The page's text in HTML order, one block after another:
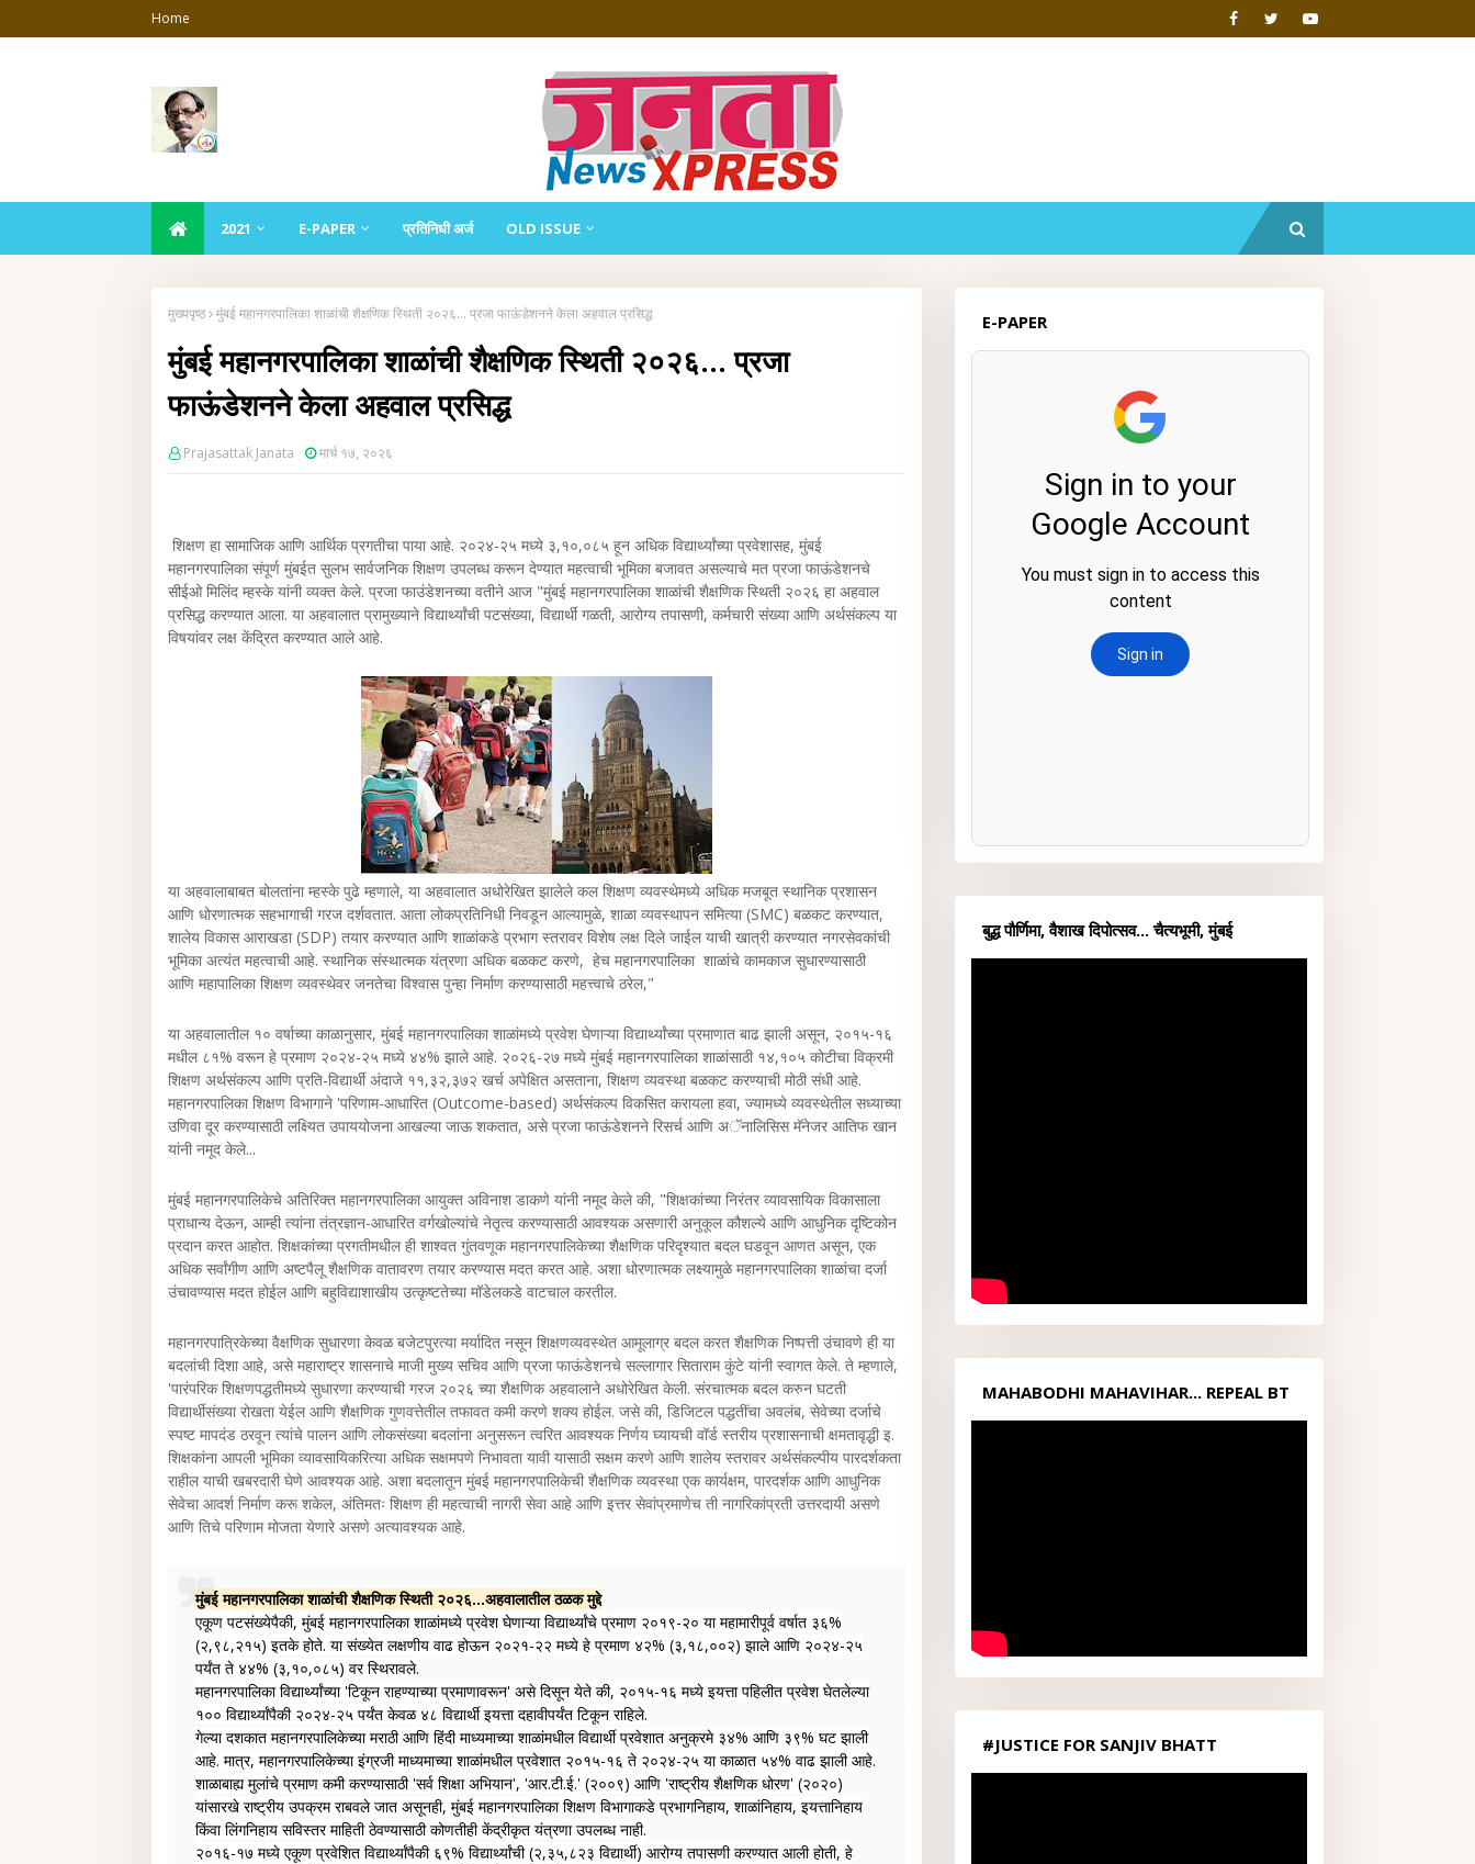
Home
2021 E-PAPER प्रतिनिधी अर्ज OLD ISSUE
मुख्यपृष्ठ मुंबई महानगरपालिका शाळांची शैक्षणिक स्थिती २०२६... प्रजा फाऊंडेशनने केला अहवाल प्रसिद्ध
मुंबई महानगरपालिका शाळांची शैक्षणिक स्थिती २०२६... प्रजा
फाऊंडेशनने केला अहवाल प्रसिद्ध
Prajasattak Janata मार्च १७, २०२६
शिक्षण हा सामाजिक आणि आर्थिक प्रगतीचा पाया आहे. २०२४-२५ मध्ये ३,१०,०८५ हून अधिक विद्यार्थ्यांच्या प्रवेशासह, मुंबई
महानगरपालिका संपूर्ण मुंबईत सुलभ सार्वजनिक शिक्षण उपलब्ध करून देण्यात महत्वाची भूमिका बजावत असल्याचे मत प्रजा फाऊंडेशनचे
सीईओ मिलिंद म्हस्के यांनी व्यक्त केले. प्रजा फाउंडेशनच्या वतीने आज "मुंबई महानगरपालिका शाळांची शैक्षणिक स्थिती २०२६ हा अहवाल
प्रसिद्ध करण्यात आला. या अहवालात प्रामुख्याने विद्यार्थ्यांची पटसंख्या, विद्यार्थी गळती, आरोग्य तपासणी, कर्मचारी संख्या आणि अर्थसंकल्प या
विषयांवर लक्ष केंद्रित करण्यात आले आहे.
या अहवालाबाबत बोलतांना म्हस्के पुढे म्हणाले, या अहवालात अधोरेखित झालेले कल शिक्षण व्यवस्थेमध्ये अधिक मजबूत स्थानिक प्रशासन
आणि धोरणात्मक सहभागाची गरज दर्शवतात. आता लोकप्रतिनिधी निवडून आल्यामुळे, शाळा व्यवस्थापन समित्या (SMC) बळकट करण्यात,
शालेय विकास आराखडा (SDP) तयार करण्यात आणि शाळांकडे प्रभाग स्तरावर विशेष लक्ष दिले जाईल याची खात्री करण्यात नगरसेवकांची
भूमिका अत्यंत महत्वाची आहे. स्थानिक संस्थात्मक यंत्रणा अधिक बळकट करणे, हेच महानगरपालिका शाळांचे कामकाज सुधारण्यासाठी
आणि महापालिका शिक्षण व्यवस्थेवर जनतेचा विश्वास पुन्हा निर्माण करण्यासाठी महत्त्वाचे ठरेल,"
या अहवालातील १० वर्षाच्या काळानुसार, मुंबई महानगरपालिका शाळांमध्ये प्रवेश घेणाऱ्या विद्यार्थ्यांच्या प्रमाणात बाढ झाली असून, २०१५-१६
मधील ८१% वरून हे प्रमाण २०२४-२५ मध्ये ४४% झाले आहे. २०२६-२७ मध्ये मुंबई महानगरपालिका शाळांसाठी १४,१०५ कोटीचा विक्रमी
शिक्षण अर्थसंकल्प आणि प्रति-विद्यार्थी अंदाजे ११,३२,३७२ खर्च अपेक्षित असताना, शिक्षण व्यवस्था बळकट करण्याची मोठी संधी आहे.
महानगरपालिका शिक्षण विभागाने 'परिणाम-आधारित (Outcome-based) अर्थसंकल्प विकसित करायला हवा, ज्यामध्ये व्यवस्थेतील सध्याच्या
उणिवा दूर करण्यासाठी लक्ष्यित उपाययोजना आखल्या जाऊ शकतात, असे प्रजा फाऊंडेशनने रिसर्च आणि अॅनालिसिस मॅनेजर आतिफ खान
यांनी नमूद केले...
मुंबई महानगरपालिकेचे अतिरिक्त महानगरपालिका आयुक्त अविनाश डाकणे यांनी नमूद केले की, "शिक्षकांच्या निरंतर व्यावसायिक विकासाला
प्राधान्य देऊन, आम्ही त्यांना तंत्रज्ञान-आधारित वर्गखोल्यांचे नेतृत्व करण्यासाठी आवश्यक असणारी अनुकूल कौशल्ये आणि आधुनिक दृष्टिकोन
प्रदान करत आहोत. शिक्षकांच्या प्रगतीमधील ही शाश्वत गुंतवणूक महानगरपालिकेच्या शैक्षणिक परिदृश्यात बदल घडवून आणत असून, एक
अधिक सर्वांगीण आणि अष्टपैलू शैक्षणिक वातावरण तयार करण्यास मदत करत आहे. अशा धोरणात्मक लक्ष्यामुळे महानगरपालिका शाळांचा दर्जा
उंचावण्यास मदत होईल आणि बहुविद्याशाखीय उत्कृष्टतेच्या मॉडेलकडे वाटचाल करतील.
महानगरपात्रिकेच्या वैक्षणिक सुधारणा केवळ बजेटपुरत्या मर्यादित नसून शिक्षणव्यवस्थेत आमूलाग्र बदल करत शैक्षणिक निष्पत्ती उंचावणे ही या
बदलांची दिशा आहे, असे महाराष्ट्र शासनाचे माजी मुख्य सचिव आणि प्रजा फाऊंडेशनचे सल्लागार सिताराम कुंटे यांनी स्वागत केले. ते म्हणाले,
'पारंपरिक शिक्षणपद्धतीमध्ये सुधारणा करण्याची गरज २०२६ च्या शैक्षणिक अहवालाने अधोरेखित केली. संरचात्मक बदल करुन घटती
विद्यार्थीसंख्या रोखता येईल आणि शैक्षणिक गुणवत्तेतील तफावत कमी करणे शक्य होईल. जसे की, डिजिटल पद्धतींचा अवलंब, सेवेच्या दर्जाचे
स्पष्ट मापदंड ठरवून त्यांचे पालन आणि लोकसंख्या बदलांना अनुसरून त्वरित आवश्यक निर्णय घ्यायची वॉर्ड स्तरीय प्रशासनाची क्षमतावृद्धी इ.
शिक्षकांना आपली भूमिका व्यावसायिकरित्या अधिक सक्षमपणे निभावता यावी यासाठी सक्षम करणे आणि शालेय स्तरावर अर्थसंकल्पीय पारदर्शकता
राहील याची खबरदारी घेणे आवश्यक आहे. अशा बदलातून मुंबई महानगरपालिकेची शैक्षणिक व्यवस्था एक कार्यक्षम, पारदर्शक आणि आधुनिक
सेवेचा आदर्श निर्माण करू शकेल, अंतिमतः शिक्षण ही महत्वाची नागरी सेवा आहे आणि इत्तर सेवांप्रमाणेच ती नागरिकांप्रती उत्तरदायी असणे
आणि तिचे परिणाम मोजता येणारे असणे अत्यावश्यक आहे.
मुंबई महानगरपालिका शाळांची शैक्षणिक स्थिती २०२६...अहवालातील ठळक मुद्दे
एकूण पटसंख्येपैकी, मुंबई महानगरपालिका शाळांमध्ये प्रवेश घेणाऱ्या विद्यार्थ्यांचे प्रमाण २०१९-२० या महामारीपूर्व वर्षात ३६%
(२,९८,२१५) इतके होते. या संख्येत लक्षणीय वाढ होऊन २०२१-२२ मध्ये हे प्रमाण ४२% (३,१८,००२) झाले आणि २०२४-२५
पर्यंत ते ४४% (३,१०,०८५) वर स्थिरावले.
महानगरपालिका विद्यार्थ्यांच्या 'टिकून राहण्याच्या प्रमाणावरून' असे दिसून येते की, २०१५-१६ मध्ये इयत्ता पहिलीत प्रवेश घेतलेल्या
१०० विद्यार्थ्यांपैकी २०२४-२५ पर्यंत केवळ ४८ विद्यार्थी इयत्ता दहावीपर्यंत टिकून राहिले.
गेल्या दशकात महानगरपालिकेच्या मराठी आणि हिंदी माध्यमाच्या शाळांमधील विद्यार्थी प्रवेशात अनुक्रमे ३४% आणि ३९% घट झाली
आहे. मात्र, महानगरपालिकेच्या इंग्रजी माध्यमाच्या शाळांमधील प्रवेशात २०१५-१६ ते २०२४-२५ या काळात ५४% वाढ झाली आहे.
शाळाबाह्य मुलांचे प्रमाण कमी करण्यासाठी 'सर्व शिक्षा अभियान', 'आर.टी.ई.' (२००९) आणि 'राष्ट्रीय शैक्षणिक धोरण' (२०२०)
यांसारखे राष्ट्रीय उपक्रम राबवले जात असूनही, मुंबई महानगरपालिका शिक्षण विभागाकडे प्रभागनिहाय, शाळांनिहाय, इयत्तानिहाय
किंवा लिंगनिहाय सविस्तर माहिती ठेवण्यासाठी कोणतीही केंद्रीकृत यंत्रणा उपलब्ध नाही.
२०१६-१७ मध्ये एकूण प्रवेशित विद्यार्थ्यांपैकी ६९% विद्यार्थ्यांची (२,३५,८२३ विद्यार्थी) आरोग्य तपासणी करण्यात आली होती, हे
E-PAPER
बुद्ध पौर्णिमा, वैशाख दिपोत्सव... चैत्यभूमी, मुंबई
MAHABODHI MAHAVIHAR... REPEAL BT
ACT1949...
#JUSTICE FOR SANJIV BHATT